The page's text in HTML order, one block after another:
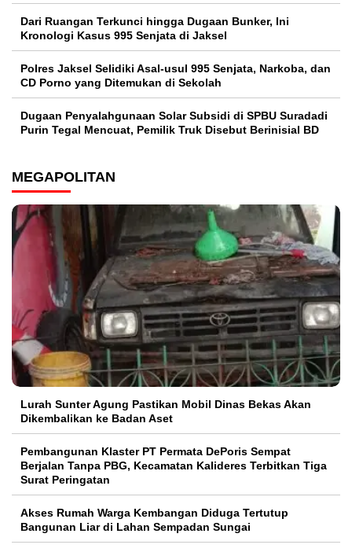
Dari Ruangan Terkunci hingga Dugaan Bunker, Ini
Kronologi Kasus 995 Senjata di Jaksel
Polres Jaksel Selidiki Asal-usul 995 Senjata, Narkoba, dan
CD Porno yang Ditemukan di Sekolah
‎Dugaan Penyalahgunaan Solar Subsidi di SPBU Suradadi
Purin Tegal Mencuat, Pemilik Truk Disebut Berinisial BD
MEGAPOLITAN
Lurah Sunter Agung Pastikan Mobil Dinas Bekas Akan
Dikembalikan ke Badan Aset
Pembangunan Klaster PT Permata DePoris Sempat
Berjalan Tanpa PBG, Kecamatan Kalideres Terbitkan Tiga
Surat Peringatan
Akses Rumah Warga Kembangan Diduga Tertutup
Bangunan Liar di Lahan Sempadan Sungai